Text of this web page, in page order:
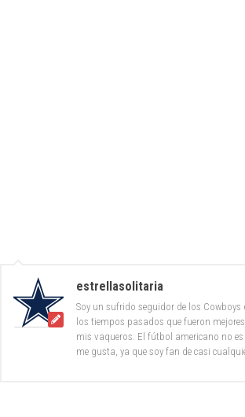
estrellasolitaria
Soy un sufrido seguidor de los Cowboys
los tiempos pasados que fueron
mis vaqueros. El fútbol americano no es
me gusta, ya que soy fan de casi